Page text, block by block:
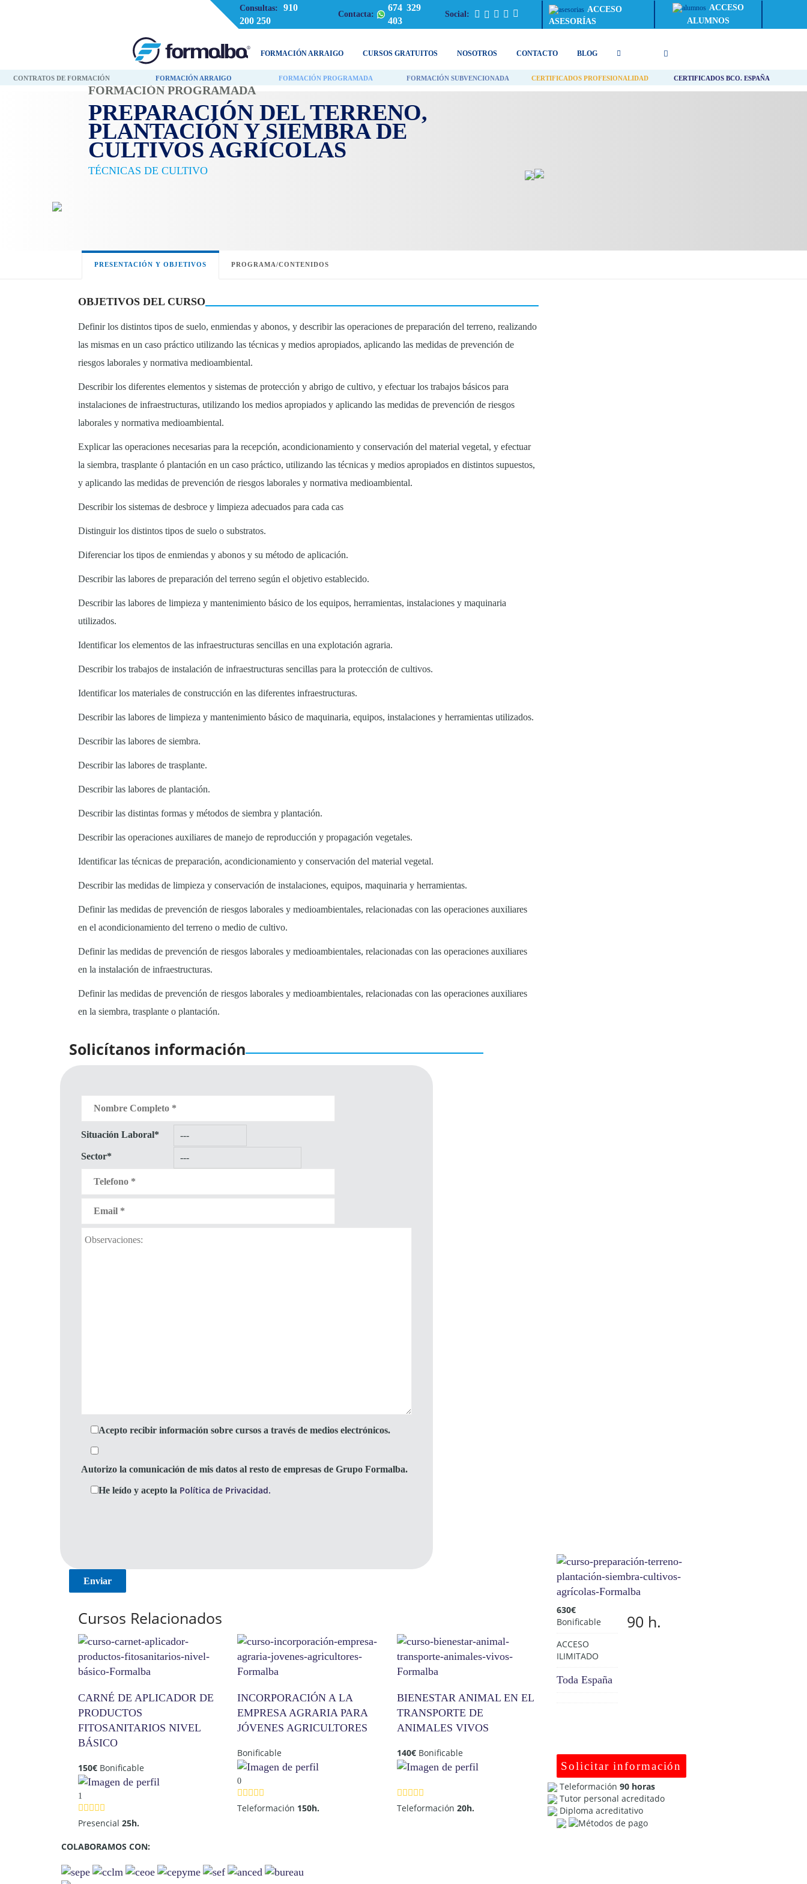
Consultas:
910
200 250
Contacta:
674 329
403
Social:
ACCESO
ASESORÍAS
ACCESO
ALUMNOS
FORMACIÓN ARRAIGO CURSOS GRATUITOS NOSOTROS CONTACTO BLOG
CONTRATOS DE FORMACIÓN FORMACIÓN ARRAIGO FORMACIÓN PROGRAMADA FORMACIÓN SUBVENCIONADA CERTIFICADOS PROFESIONALIDAD CERTIFICADOS BCO. ESPAÑA
FORMACIÓN PROGRAMADA
PREPARACIÓN DEL TERRENO,
PLANTACIÓN Y SIEMBRA DE
CULTIVOS AGRÍCOLAS
TÉCNICAS DE CULTIVO
PRESENTACIÓN Y OBJETIVOS PROGRAMA/CONTENIDOS
OBJETIVOS DEL CURSO
Definir los distintos tipos de suelo, enmiendas y abonos, y describir las operaciones de preparación del terreno, realizando
las mismas en un caso práctico utilizando las técnicas y medios apropiados, aplicando las medidas de prevención de
riesgos laborales y normativa medioambiental.
Describir los diferentes elementos y sistemas de protección y abrigo de cultivo, y efectuar los trabajos básicos para
instalaciones de infraestructuras, utilizando los medios apropiados y aplicando las medidas de prevención de riesgos
laborales y normativa medioambiental.
Explicar las operaciones necesarias para la recepción, acondicionamiento y conservación del material vegetal, y efectuar
la siembra, trasplante ó plantación en un caso práctico, utilizando las técnicas y medios apropiados en distintos supuestos,
y aplicando las medidas de prevención de riesgos laborales y normativa medioambiental.
Describir los sistemas de desbroce y limpieza adecuados para cada cas
Distinguir los distintos tipos de suelo o substratos.
Diferenciar los tipos de enmiendas y abonos y su método de aplicación.
Describir las labores de preparación del terreno según el objetivo establecido.
Describir las labores de limpieza y mantenimiento básico de los equipos, herramientas, instalaciones y maquinaria
utilizados.
Identificar los elementos de las infraestructuras sencillas en una explotación agraria.
Describir los trabajos de instalación de infraestructuras sencillas para la protección de cultivos.
Identificar los materiales de construcción en las diferentes infraestructuras.
Describir las labores de limpieza y mantenimiento básico de maquinaria, equipos, instalaciones y herramientas utilizados.
Describir las labores de siembra.
Describir las labores de trasplante.
Describir las labores de plantación.
Describir las distintas formas y métodos de siembra y plantación.
Describir las operaciones auxiliares de manejo de reproducción y propagación vegetales.
Identificar las técnicas de preparación, acondicionamiento y conservación del material vegetal.
Describir las medidas de limpieza y conservación de instalaciones, equipos, maquinaria y herramientas.
Definir las medidas de prevención de riesgos laborales y medioambientales, relacionadas con las operaciones auxiliares
en el acondicionamiento del terreno o medio de cultivo.
Definir las medidas de prevención de riesgos laborales y medioambientales, relacionadas con las operaciones auxiliares
en la instalación de infraestructuras.
Definir las medidas de prevención de riesgos laborales y medioambientales, relacionadas con las operaciones auxiliares
en la siembra, trasplante o plantación.
Solicítanos información
Situación Laboral*
Sector*
Acepto recibir información sobre cursos a través de medios electrónicos.
Autorizo la comunicación de mis datos al resto de empresas de Grupo Formalba.
He leído y acepto la Política de Privacidad.
Cursos Relacionados
CARNÉ DE APLICADOR DE
PRODUCTOS
FITOSANITARIOS NIVEL
BÁSICO
150€ Bonificable
1
Presencial 25h.
INCORPORACIÓN A LA
EMPRESA AGRARIA PARA
JÓVENES AGRICULTORES
Bonificable
0
Teleformación 150h.
BIENESTAR ANIMAL EN EL
TRANSPORTE DE
ANIMALES VIVOS
140€ Bonificable
Teleformación 20h.
630€
Bonificable
ACCESO
ILIMITADO
Toda España
90 h.
Solicitar información
Teleformación 90 horas
Tutor personal acreditado
Diploma acreditativo
COLABORAMOS CON: